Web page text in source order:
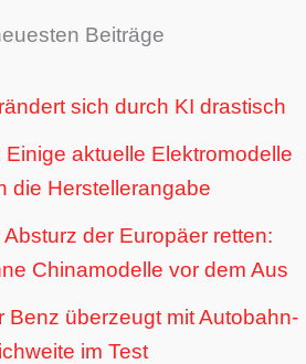
Beiträge
sich durch KI drastisch
aktuelle Elektromodelle
die Herstellerangabe
der Europäer retten:
Chinamodelle vor dem Aus
Benz überzeugt mit Autobahn-
im Test